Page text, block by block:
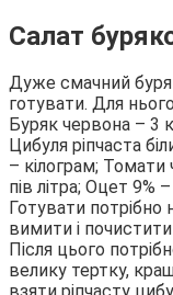
Салат
Дуже смачний
готувати. Для
Буряк червона – 3
Цибуля ріпчаста
– кілограм; Томати
пів літра; Оцет 9%
Готувати
вимити і почистити
Після цього
велику тертку,